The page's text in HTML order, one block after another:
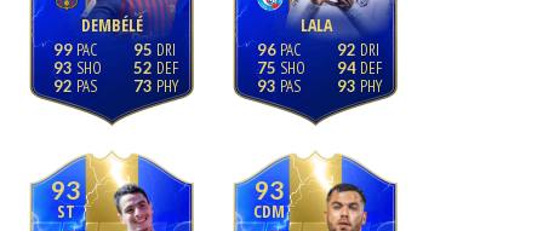
DEMBÉLÉ
99
93
92
95
52
73
LALA
96
75
93
92
94
93
93
ST
93
CDM